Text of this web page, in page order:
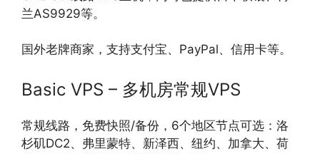
兰AS9929等。
国外老牌商家，支持支付宝、PayPal、信用卡等。
Basic VPS – 多机房常规VPS
常规线路，免费快照/备份，6个地区节点可选：洛
杉矶DC2、弗里蒙特、新泽西、纽约、加拿大、荷